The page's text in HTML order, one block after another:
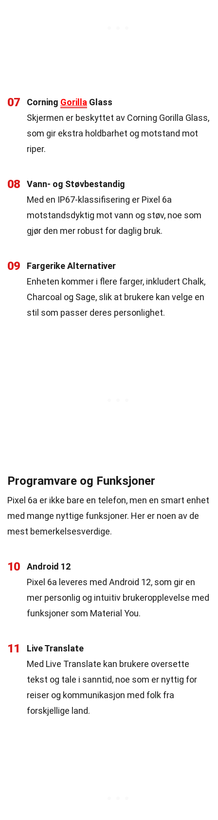
07 Corning Gorilla Glass
Skjermen er beskyttet av Corning Gorilla Glass,
som gir ekstra holdbarhet og motstand mot
riper.
08
Vann- og Støvbestandig
Med en IP67-klassifisering er Pixel 6a
motstandsdyktig mot vann og støv, noe som
gjør den mer robust for daglig bruk.
09
Fargerike Alternativer
Enheten kommer i flere farger, inkludert Chalk,
Charcoal og Sage, slik at brukere kan velge en
stil som passer deres personlighet.
Programvare og Funksjoner
Pixel 6a er ikke bare en telefon, men en smart enhet
med mange nyttige funksjoner. Her er noen av de
mest bemerkelsesverdige.
10
Android 12
Pixel 6a leveres med Android 12, som gir en
mer personlig og intuitiv brukeropplevelse med
funksjoner som Material You.
11
Live Translate
Med Live Translate kan brukere oversette
tekst og tale i sanntid, noe som er nyttig for
reiser og kommunikasjon med folk fra
forskjellige land.